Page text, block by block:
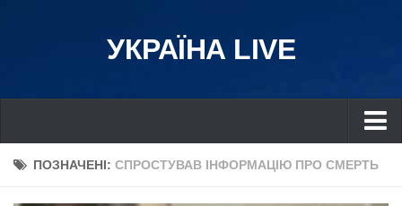
УКРАЇНА LIVE
Україна
ПОЗНАЧЕНІ: СПРОСТУВАВ ІНФОРМАЦІЮ ПРО СМЕРТЬ